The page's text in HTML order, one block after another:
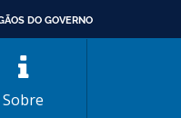
DO GOVERNO
Sobre